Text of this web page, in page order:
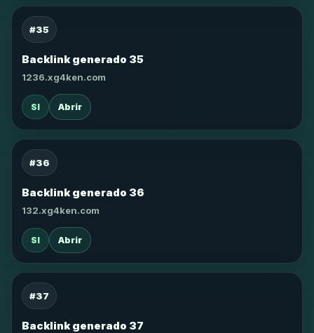
#35
Backlink generado 35
1236.xg4ken.com
SI Abrir
#36
Backlink generado 36
132.xg4ken.com
SI Abrir
#37
Backlink generado 37